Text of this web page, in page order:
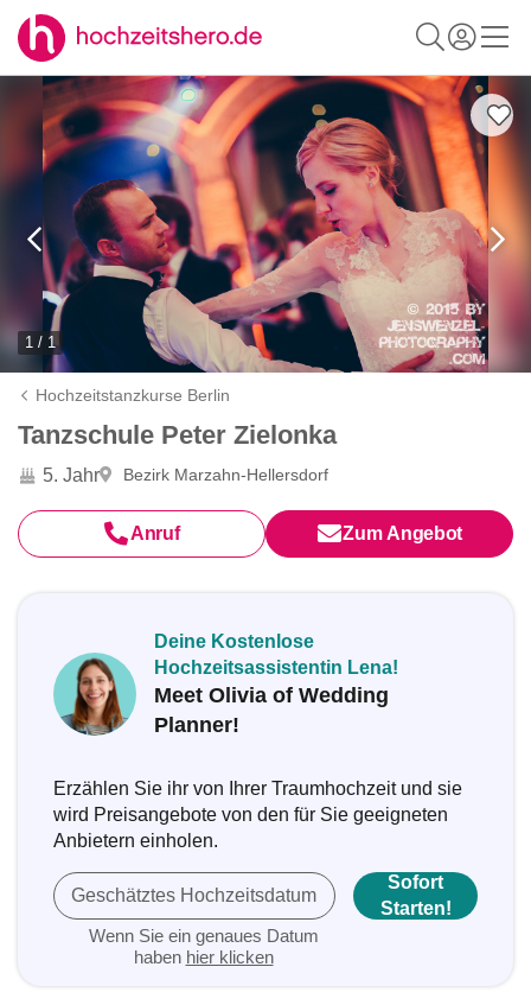
1 / 1
Hochzeitstanzkurse Berlin
Tanzschule Peter Zielonka
5. Jahr Bezirk Marzahn-Hellersdorf
Anruf Zum Angebot
Deine Kostenlose
Hochzeitsassistentin Lena!
Meet Olivia of Wedding
Planner!
Erzählen Sie ihr von Ihrer Traumhochzeit und sie
wird Preisangebote von den für Sie geeigneten
Anbietern einholen.
Geschätztes Hochzeitsdatum
Wenn Sie ein genaues Datum
haben hier klicken
Sofort
Starten!